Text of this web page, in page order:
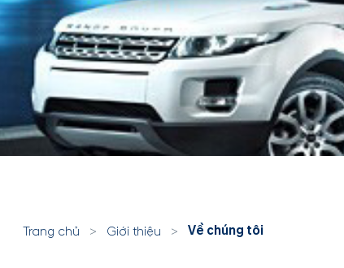
Trang chủ > Giới thiệu > Về chúng tôi